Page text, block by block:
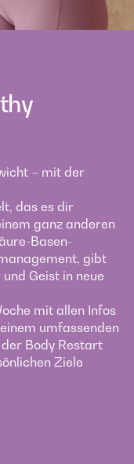
– mit der
das es dir
ganz anderen
Basen-
gibt
Geist in neue
mit allen Infos
umfassenden
Body Restart
Ziele